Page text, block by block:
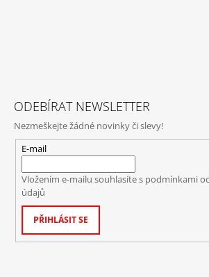
ODEBÍRAT NEWSLETTER
Nezmeškejte žádné novinky či slevy!
E-mail
Vložením e-mailu souhlasíte s podmínkami
údajů
PŘIHLÁSIT SE